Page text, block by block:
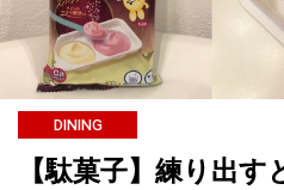
DINING
【駄菓子】練り出